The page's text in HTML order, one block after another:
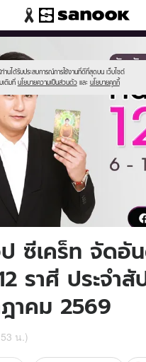
ท่านได้รับประสบการณ์การใช้งานที่ดีที่สุดบน เว็บไซต์
เติมที่ นโยบายความเป็นส่วนตัว และ นโยบายคุกกี้
ซีเคร็ท จัดอั
ราศี ประจำ
าคม 2569
น.)